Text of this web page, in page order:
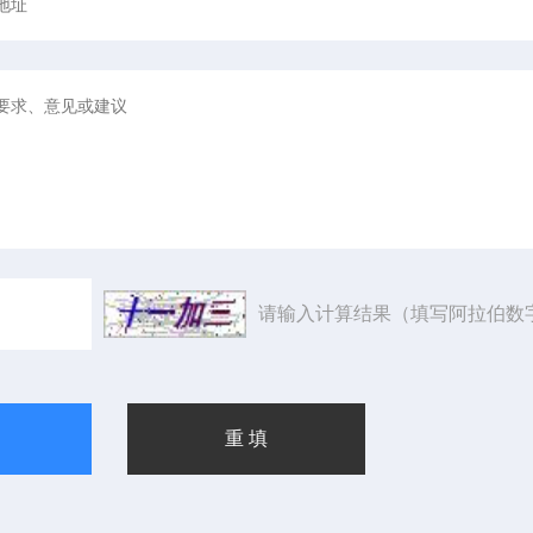
请输入计算结果（填写阿拉伯数